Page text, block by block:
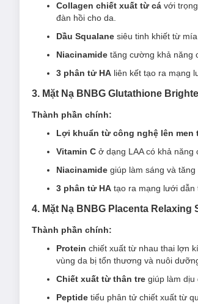
DNA chiết xuất từ bào thai cá hồi
elastin trong tế bào giúp da trở nên
Chiết xuất rau diếp cá có tác dụng
Adenosine có nguồn gốc từ tế bào
Niacinamide: giúp da cải thiện quá
3 phân tử HA đa kích thước cấp
Công dụng chính:
Cấp ẩm và làm dịu da tức thì, bổ
Hỗ trợ làm giảm tình trạng kích ứng
Giúp da săn chắc, đàn hồi, giảm
Dưỡng ẩm và giữ độ ẩm cần thiết
2. Mặt Nạ BNBG Exosome
Mặt Nạ BNBG Exosome Lifting Skin
Collagen chiết xuất từ cá với
đàn hồi cho da.
Dầu Squalane siêu tinh khiết từ
Niacinamide tăng cường khả năng
3 phân tử HA liên kết tạo ra mạng
3. Mặt Nạ BNBG Glutathione
Thành phần chính:
Lợi khuẩn từ công nghệ lên men
Vitamin C ở dạng LAA có khả năng
Niacinamide giúp làm sáng và
3 phân tử HA tạo ra mạng lưới dẫn
4. Mặt Nạ BNBG Placenta
Thành phần chính:
Protein chiết xuất từ nhau thai lợn
vùng da bị tổn thương và nuôi
Chiết xuất từ thân tre giúp làm dịu
Peptide tiểu phân tử chiết xuất từ